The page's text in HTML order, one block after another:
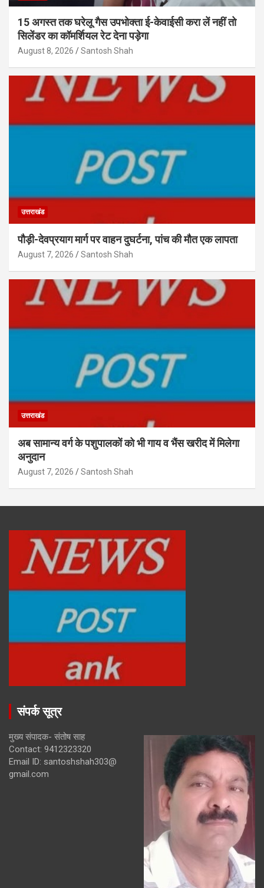
15 अगस्त तक घरेलू गैस उपभोक्ता ई-केवाईसी करा लें नहीं तो
सिलेंडर का कॉमर्शियल रेट देना पड़ेगा
August 8, 2026 Santosh Shah
उत्तराखंड
पौड़ी-देवप्रयाग मार्ग पर वाहन दुघर्टना, पांच की मौत एक लापता
August 7, 2026 Santosh Shah
उत्तराखंड
अब सामान्य वर्ग के पशुपालकों को भी गाय व भैंस खरीद में मिलेगा
अनुदान
August 7, 2026 Santosh Shah
संपर्क सूत्र
मुख्य संपादक- संतोष साह
Contact: 9412323320
Email ID: santoshshah303@
gmail.com